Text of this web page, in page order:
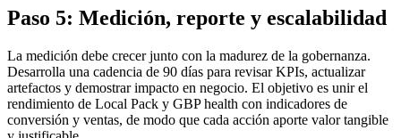
Paso 5: Medición, reporte y escalabilidad
La medición debe crecer junto con la madurez de la gobernanza.
Desarrolla una cadencia de 90 días para revisar KPIs, actualizar
artefactos y demostrar impacto en negocio. El objetivo es unir el
rendimiento de Local Pack y GBP health con indicadores de
conversión y ventas, de modo que cada acción aporte valor tangible